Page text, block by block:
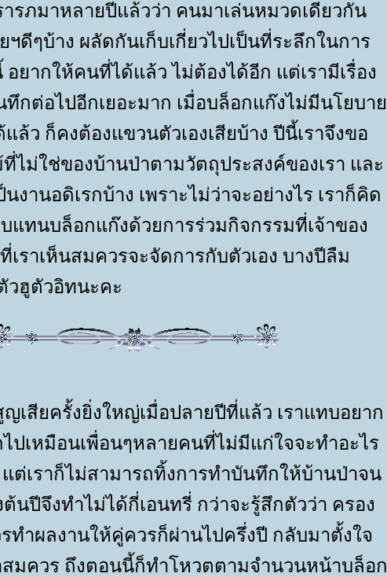
ารภมาหลายปีแล้วว่า คนมาเล่นหมวดเดียวกัน
ฯดีๆบ้าง ผลัดกันเก็บเกี่ยวไปเป็นที่ระลึกในการ
ยากให้คนที่ได้แล้ว ไม่ต้องได้อีก แต่เรามีเรื่อง
กต่อไปอีกเยอะมาก เมื่อบล็อกแก๊งไม่มีนโยบา
ล้ว ก็คงต้องแขวนตัวเองเสียบ้าง ปีนี้เราจึงขอ
ไม่ใช่ของบ้านป่าตามวัตถุประสงค์ของเรา และ
งานอดิเรกบ้าง เพราะไม่ว่าจะอย่างไร เราก็คิด
แทนบล็อกแก๊งด้วยการร่วมกิจกรรมที่เจ้าของ
ราเห็นสมควรจะจัดการกับตัวเอง บางปีลืม
วฮูตัวอิทนะคะ
เสียครั้งยิ่งใหญ่เมื่อปลายปีที่แล้ว เราแทบอยาก
ปเหมือนเพื่อนๆหลายคนที่ไม่มีแก่ใจจะทำอะไร
ต่เราก็ไม่สามารถทิ้งการทำบันทึกให้บ้านป่าจน
นปีจึงทำไม่ได้กี่เอนทรี่ กว่าจะรู้สึกตัวว่า ครอง
ทำผลงานให้คู่ควรก็ผ่านไปครึ่งปี กลับมาตั้งใจ
มควร ถึงตอนนี้ก็ทำโหวตตามจำนวนหน้าบล็อก